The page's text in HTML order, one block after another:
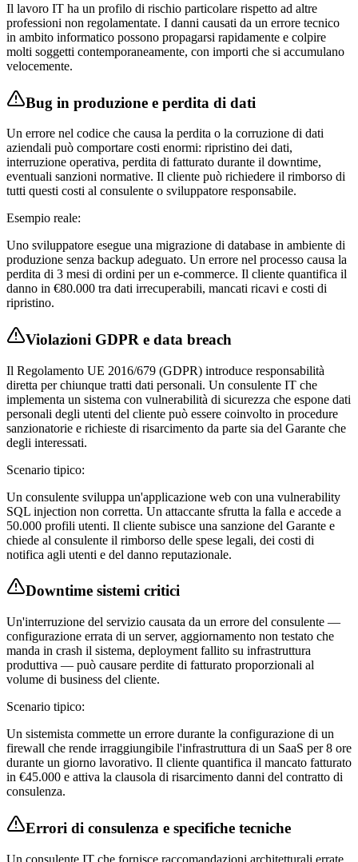
Il lavoro IT ha un profilo di rischio particolare rispetto ad altre
professioni non regolamentate. I danni causati da un errore tecnico
in ambito informatico possono propagarsi rapidamente e colpire
molti soggetti contemporaneamente, con importi che si accumulano
velocemente.
Bug in produzione e perdita di dati
Un errore nel codice che causa la perdita o la corruzione di dati
aziendali può comportare costi enormi: ripristino dei dati,
interruzione operativa, perdita di fatturato durante il downtime,
eventuali sanzioni normative. Il cliente può richiedere il rimborso di
tutti questi costi al consulente o sviluppatore responsabile.
Esempio reale:
Uno sviluppatore esegue una migrazione di database in ambiente di
produzione senza backup adeguato. Un errore nel processo causa la
perdita di 3 mesi di ordini per un e-commerce. Il cliente quantifica il
danno in €80.000 tra dati irrecuperabili, mancati ricavi e costi di
ripristino.
Violazioni GDPR e data breach
Il Regolamento UE 2016/679 (GDPR) introduce responsabilità
diretta per chiunque tratti dati personali. Un consulente IT che
implementa un sistema con vulnerabilità di sicurezza che espone dati
personali degli utenti del cliente può essere coinvolto in procedure
sanzionatorie e richieste di risarcimento da parte sia del Garante che
degli interessati.
Scenario tipico:
Un consulente sviluppa un'applicazione web con una vulnerability
SQL injection non corretta. Un attaccante sfrutta la falla e accede a
50.000 profili utenti. Il cliente subisce una sanzione del Garante e
chiede al consulente il rimborso delle spese legali, dei costi di
notifica agli utenti e del danno reputazionale.
Downtime sistemi critici
Un'interruzione del servizio causata da un errore del consulente —
configurazione errata di un server, aggiornamento non testato che
manda in crash il sistema, deployment fallito su infrastruttura
produttiva — può causare perdite di fatturato proporzionali al
volume di business del cliente.
Scenario tipico:
Un sistemista commette un errore durante la configurazione di un
firewall che rende irraggiungibile l'infrastruttura di un SaaS per 8 ore
durante un giorno lavorativo. Il cliente quantifica il mancato fatturato
in €45.000 e attiva la clausola di risarcimento danni del contratto di
consulenza.
Errori di consulenza e specifiche tecniche
Un consulente IT che fornisce raccomandazioni architetturali errate,